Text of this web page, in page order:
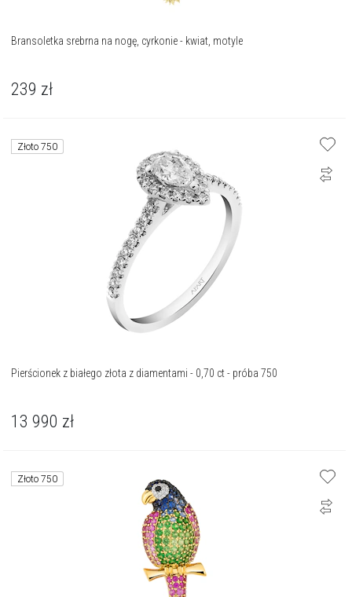
Bransoletka srebrna na nogę, cyrkonie - kwiat, motyle
239 zł
Złoto 750
Pierścionek z białego złota z diamentami - 0,70 ct - próba 750
13 990 zł
Złoto 750